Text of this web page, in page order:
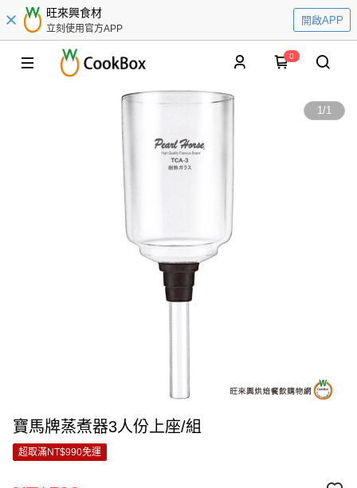
旺來興食材
立刻使用官方APP
開啟APP
0
1/1
寶馬牌蒸煮器3人份上座/組
超取滿NT$990免運